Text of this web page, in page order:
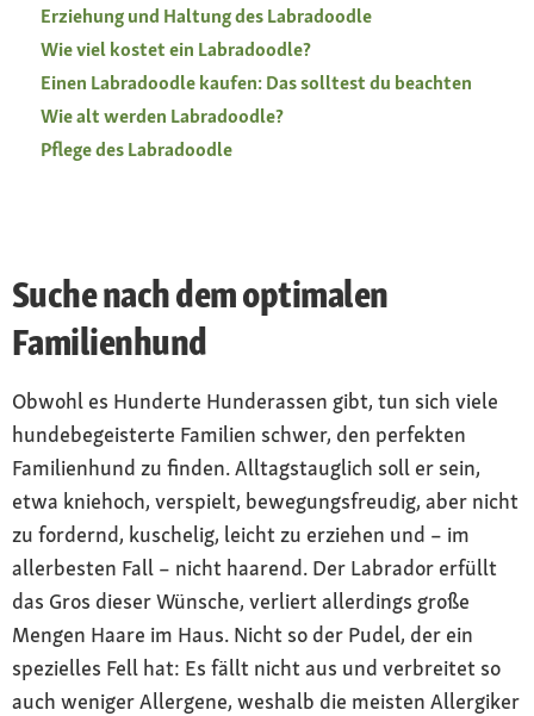
Erziehung und Haltung des Labradoodle
Wie viel kostet ein Labradoodle?
Einen Labradoodle kaufen: Das solltest du beachten
Wie alt werden Labradoodle?
Pflege des Labradoodle
Suche nach dem optimalen
Familienhund
Obwohl es Hunderte Hunderassen gibt, tun sich viele
hundebegeisterte Familien schwer, den perfekten
Familienhund zu finden. Alltagstauglich soll er sein,
etwa kniehoch, verspielt, bewegungsfreudig, aber nicht
zu fordernd, kuschelig, leicht zu erziehen und – im
allerbesten Fall – nicht haarend. Der Labrador erfüllt
das Gros dieser Wünsche, verliert allerdings große
Mengen Haare im Haus. Nicht so der Pudel, der ein
spezielles Fell hat: Es fällt nicht aus und verbreitet so
auch weniger Allergene, weshalb die meisten Allergiker